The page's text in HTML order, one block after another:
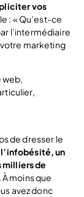
vos
: « Qu’est-ce
l’intermédiaire
marketing
web,
de dresser le
l’infobésité, un
milliers de
moins que
avez donc